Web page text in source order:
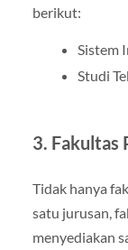
berikut:
Sistem
Studi
3. Fakultas
Tidak hanya
satu jurusan,
menyediakan